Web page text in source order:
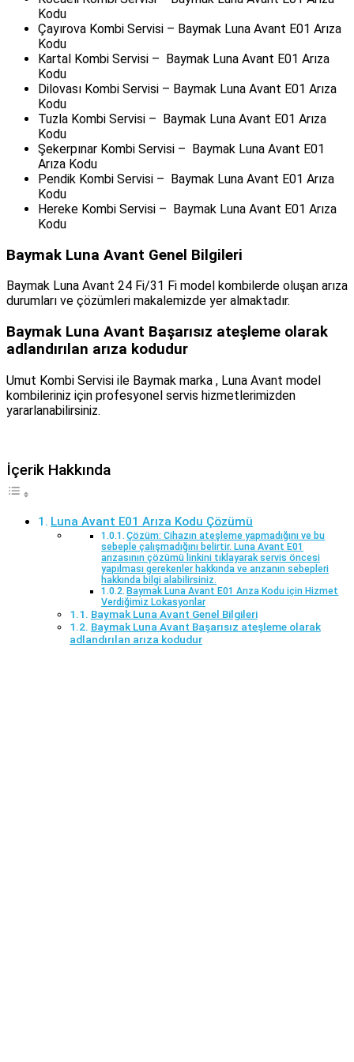
Kodu
Çayırova Kombi Servisi – Baymak Luna Avant E01 Arıza
Kodu
Kartal Kombi Servisi – Baymak Luna Avant E01 Arıza
Kodu
Dilovası Kombi Servisi – Baymak Luna Avant E01 Arıza
Kodu
Tuzla Kombi Servisi – Baymak Luna Avant E01 Arıza
Kodu
Şekerpınar Kombi Servisi – Baymak Luna Avant E01
Arıza Kodu
Pendik Kombi Servisi – Baymak Luna Avant E01 Arıza
Kodu
Hereke Kombi Servisi – Baymak Luna Avant E01 Arıza
Kodu
Baymak Luna Avant Genel Bilgileri
Baymak Luna Avant 24 Fi/31 Fi model kombilerde oluşan arıza
durumları ve çözümleri makalemizde yer almaktadır.
Baymak Luna Avant Başarısız ateşleme olarak
adlandırılan arıza kodudur
Umut Kombi Servisi ile Baymak marka , Luna Avant model
kombileriniz için profesyonel servis hizmetlerimizden
yararlanabilirsiniz.
İçerik Hakkında
Luna Avant E01 Arıza Kodu Çözümü
Çözüm: Cihazın ateşleme yapmadığını ve bu
sebeple çalışmadığını belirtir. Luna Avant E01
arızasının çözümü linkini tıklayarak servis öncesi
yapılması gerekenler hakkında ve arızanın sebepleri
hakkında bilgi alabilirsiniz.
Baymak Luna Avant E01 Arıza Kodu için Hizmet
Verdiğimiz Lokasyonlar
Baymak Luna Avant Genel Bilgileri
Baymak Luna Avant Başarısız ateşleme olarak
adlandırılan arıza kodudur